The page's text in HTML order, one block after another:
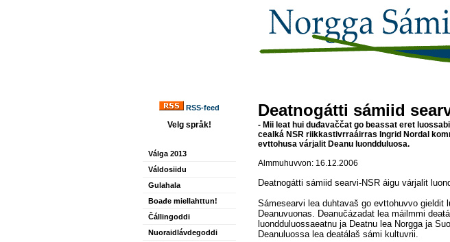
RSS-feed
Velg språk!
Válga 2013
Váldosiidu
Gulahala
Boađe miellahttun!
Čállingoddi
Nuoraidlávdegoddi
Deatnogátti sámiid
- Mii leat hui duđavaččat go beassat eret
cealká NSR riikkastivrraáirras Ingrid Nordal
evttohusa várjalit Deanu luondduluosa.
Almmuhuvvon: 16.12.2006
Deatnogátti sámiid searvi-NSR áigu várjalit
Sámesearvi lea duhtavaš go evttohuvvo gieldit
Deanuvuonas. Deanučázadat lea máilmmi
luondduluossaeatnu ja Deatnu lea Norgga ja
Deanuluossa lea deaŧálaš sámi kultuvrii.